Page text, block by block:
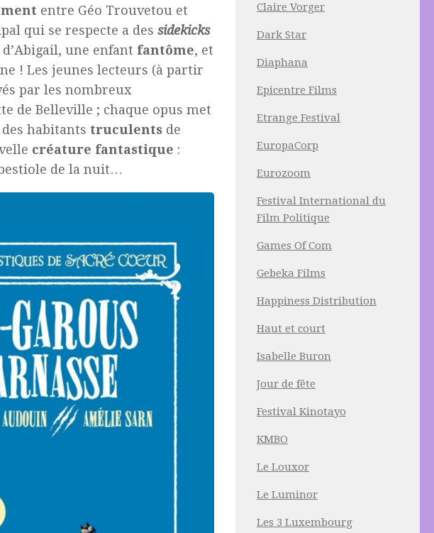
entre Géo Trouvetou et
qui se respecte a des sidekicks
une enfant fantôme, et
! Les jeunes lecteurs (à partir
par les nombreux
de Belleville ; chaque opus met
habitants truculents de
créature fantastique :
de la nuit…
Claire Vorger
Dark Star
Diaphana
Epicentre Films
Etrange Festival
EuropaCorp
Eurozoom
Festival International du
Film Politique
Games Of Com
Gebeka Films
Happiness Distribution
Haut et court
Isabelle Buron
Jour de fête
Festival Kinotayo
KMBO
Le Louxor
Le Luminor
Les 3 Luxembourg